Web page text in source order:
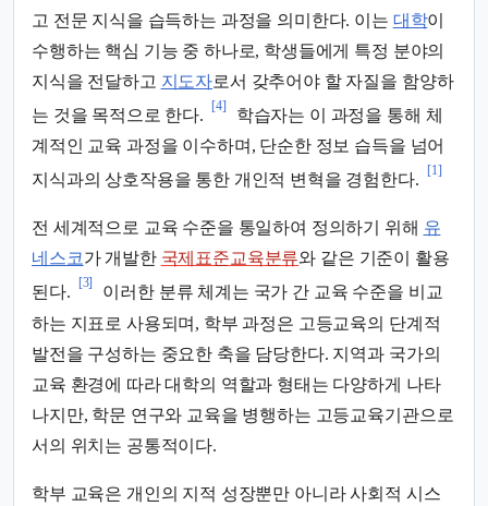
고 전문 지식을 습득하는 과정을 의미한다. 이는 대학이
수행하는 핵심 기능 중 하나로, 학생들에게 특정 분야의
지식을 전달하고 지도자로서 갖추어야 할 자질을 함양하
는 것을 목적으로 한다.
[4]
학습자는 이 과정을 통해 체
계적인 교육 과정을 이수하며, 단순한 정보 습득을 넘어
지식과의 상호작용을 통한 개인적 변혁을 경험한다.
[1]
전 세계적으로 교육 수준을 통일하여 정의하기 위해 유
네스코가 개발한 국제표준교육분류와 같은 기준이 활용
된다.
[3]
이러한 분류 체계는 국가 간 교육 수준을 비교
하는 지표로 사용되며, 학부 과정은 고등교육의 단계적
발전을 구성하는 중요한 축을 담당한다. 지역과 국가의
교육 환경에 따라 대학의 역할과 형태는 다양하게 나타
나지만, 학문 연구와 교육을 병행하는 고등교육기관으로
서의 위치는 공통적이다.
학부 교육은 개인의 지적 성장뿐만 아니라 사회적 시스